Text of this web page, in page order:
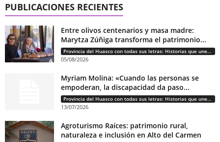
PUBLICACIONES RECIENTES
Entre olivos centenarios y masa madre:
Marytza Zúñiga transforma el patrimonio...
Provincia del Huasco con todas sus letras: Historias que unen cultura, diversidad e identidad
05/08/2026
Myriam Molina: «Cuando las personas se
empoderan, la discapacidad da paso...
Provincia del Huasco con todas sus letras: Historias que unen cultura, diversidad e identidad
13/07/2026
Agroturismo Raíces: patrimonio rural,
naturaleza e inclusión en Alto del Carmen